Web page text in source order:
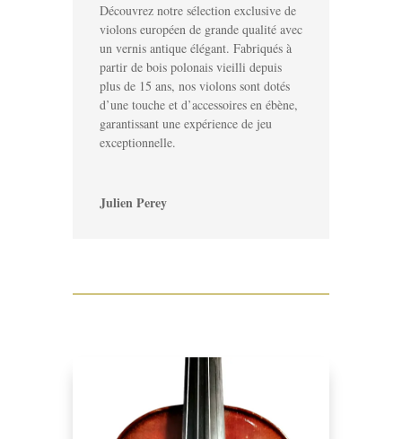
Découvrez notre sélection exclusive de
violons européen de grande qualité avec
un vernis antique élégant. Fabriqués à
partir de bois polonais vieilli depuis
plus de 15 ans, nos violons sont dotés
d’une touche et d’accessoires en ébène,
garantissant une expérience de jeu
exceptionnelle.
Julien Perey